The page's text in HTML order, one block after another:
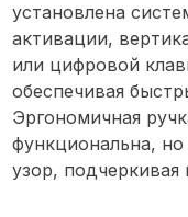
установлена
активации,
или цифровой
обеспечивая
Эргономичная
функциональна,
узор, подчеркивая